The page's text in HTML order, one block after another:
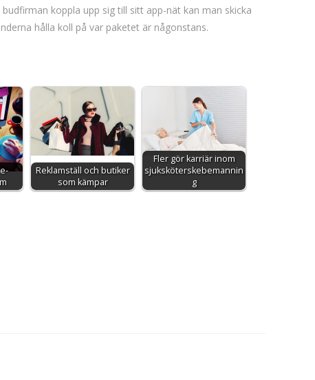
koppla upp sig till sitt app-nät kan man skicka
hålla koll på var paketet är någonstans.
Reklamställ och butiker
som kämpar
Fler gör karriär inom
sjuksköterskebemannin
g